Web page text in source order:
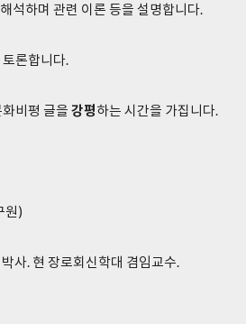
석하며 관련 이론 등을 설명합니다.
론합니다.
비평 글을 강평하는 시간을 가집니다.
원)
사. 현 장로회신학대 겸임교수.